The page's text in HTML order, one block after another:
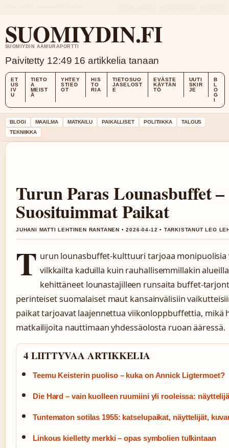
SUOMIYDIN.FI
SUOMIYDIN AAMURAPORTTI
Paivitetty 12:49 16 artikkelia tanaan
ET
US
IV
U
TIETO
A
MEIST
Ä
YHTEY
STIED
OT
HIS
TO
RIA
TIETOSUO
JASELOST
E
EVÄSTE
KÄYTÄN
TÖ
UUTI
SKIR
JE
B
L
O
G
I
BLOGI MAAILMA MATKAILU PAIKALLISET POLITIIKKA
TALOUS
TEKNIIKKA
Turun Paras Lounasbuffet
Suosituimmat Paikat
JUHANI MATTI LEHTINEN RANTANEN • 2026-04-12 • TARKISTANUT LEO
T urun lounasbuffet-kulttuuri tarjoaa
vilkkailta kaduilla kuin rauhallisemmillakin
kehittäneet lounastajilleen runsaita buffet-
perinteiset suomalaiset maut kansainvälisiin
paikat tarjoavat laajennettua viikonloppbuffettia, mikä
matkailijoita nauttimaan yhdessäolosta ruoan ääressä.
4 LIITTYVAA ARTIKKELIA
Teemu Keisterin puoliso – kuka on Annick Ligtermoet?
Die Hard – vain kuolleen ruumiini yli rooleissa:
Tuntematon sotilas 1955: katselupaikat, näyttelijät,
Linkous kielletty merkki – opas symbolien tulkintaan